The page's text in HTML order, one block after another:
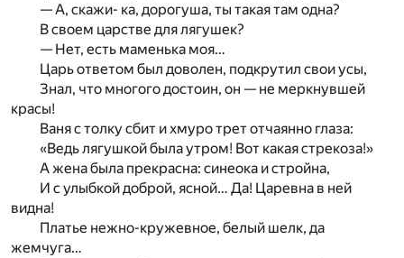
— А, скажи- ка, дорогуша, ты такая там одна?
В своем царстве для лягушек?
— Нет, есть маменька моя…
Царь ответом был доволен, подкрутил свои усы,
Знал, что многого достоин, он — не меркнувшей
красы!
Ваня с толку сбит и хмуро трет отчаянно глаза:
«Ведь лягушкой была утром! Вот какая стрекоза!»
А жена была прекрасна: синеока и стройна,
И с улыбкой доброй, ясной… Да! Царевна в ней
видна!
Платье нежно-кружевное, белый шелк, да
жемчуга…